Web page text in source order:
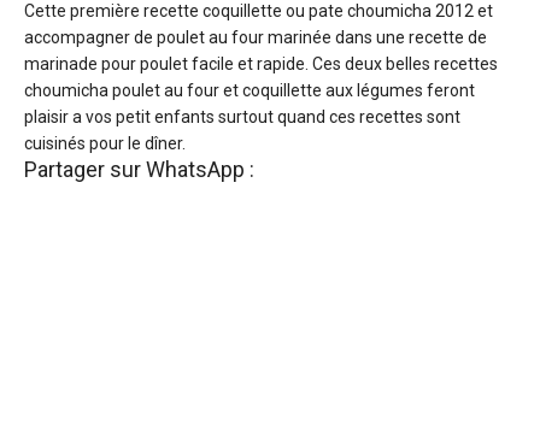
Cette première recette coquillette ou pate choumicha 2012 et
accompagner de poulet au four marinée dans une recette de
marinade pour poulet facile et rapide. Ces deux belles recettes
choumicha poulet au four et coquillette aux légumes feront
plaisir a vos petit enfants surtout quand ces recettes sont
cuisinés pour le dîner.
Partager sur WhatsApp :